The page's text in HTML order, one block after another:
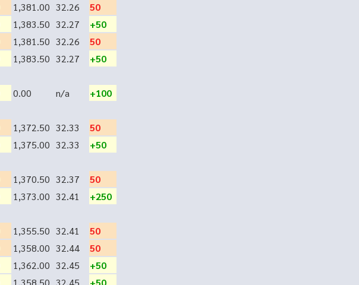
1,381.00 32.26
50
1,383.50 32.27
+50
1,381.50 32.26
50
1,383.50 32.27
+50
0.00 n/a
+100
1,372.50 32.33
50
1,375.00 32.33
+50
1,370.50 32.37
50
1,373.00 32.41
+250
1,355.50 32.41
50
1,358.00 32.44
50
1,362.00 32.45
+50
1,358.50 32.45
+50